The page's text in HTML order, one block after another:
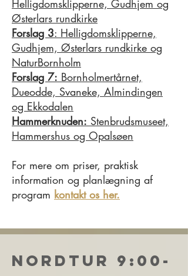
Helligdomsklipperne, Gudhjem og
Østerlars rundkirke
Forslag 3: Helligdomsklipperne,
Gudhjem, Østerlars rundkirke og
NaturBornholm
Forslag 7: Bornholmertårnet,
Dueodde, Svaneke, Almindingen
og Ekkodalen
Hammerknuden: Stenbrudsmuseet,
Hammershus og Opalsøen
For mere om priser, praktisk
information og planlægning af
program kontakt os her.
Nordtur 9:00-